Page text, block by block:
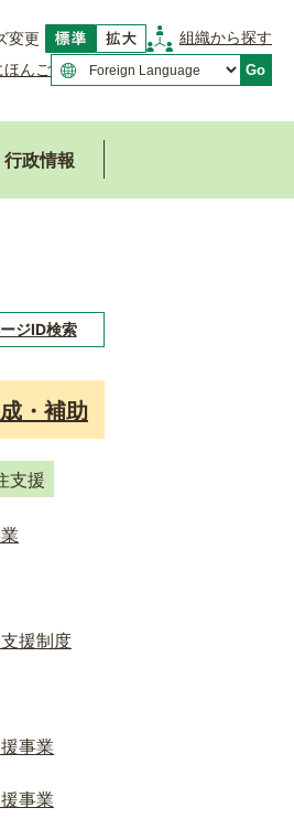
変更
組織から探す
ほんご Go
行政情報
ジID検索
・補助
支援
援制度
事業
事業